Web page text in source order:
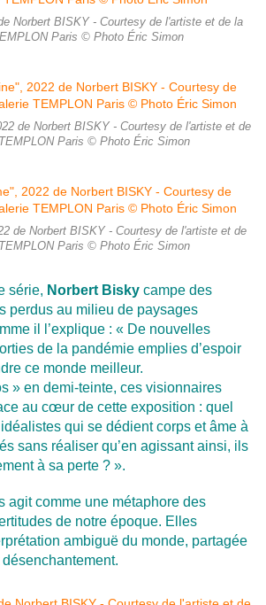
Norbert BISKY - Courtesy de l'artiste et de la
Paris © Photo Éric Simon
de Norbert BISKY - Courtesy de l'artiste et de
Paris © Photo Éric Simon
de Norbert BISKY - Courtesy de l'artiste et de
Paris © Photo Éric Simon
série, Norbert Bisky campe des
perdus au milieu de paysages
il l’explique : « De nouvelles
de la pandémie emplies d’espoir
ce monde meilleur.
» en demi-teinte, ces visionnaires
au cœur de cette exposition : quel
qui se dédient corps et âme à
sans réaliser qu’en agissant ainsi, ils
à sa perte ? ».
agit comme une métaphore des
de notre époque. Elles
ambiguë du monde, partagée